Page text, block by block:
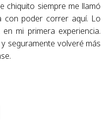
chiquito siempre me llamó
con poder correr aquí. Lo
mi primera experiencia.
seguramente volveré más